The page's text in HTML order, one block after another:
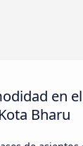
en
Bharu